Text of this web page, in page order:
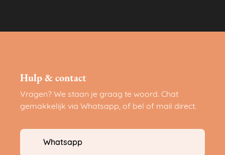
Hulp & contact
Vragen? We staan je graag te woord. Chat
gemakkelijk via Whatsapp, of bel of mail direct.
Whatsapp